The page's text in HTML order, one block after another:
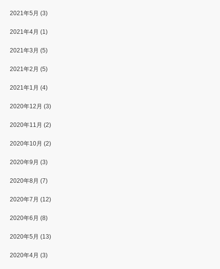
2021年5月 (3)
2021年4月 (1)
2021年3月 (5)
2021年2月 (5)
2021年1月 (4)
2020年12月 (3)
2020年11月 (2)
2020年10月 (2)
2020年9月 (3)
2020年8月 (7)
2020年7月 (12)
2020年6月 (8)
2020年5月 (13)
2020年4月 (3)